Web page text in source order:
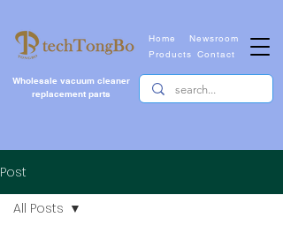
Newsroom
Wholesale vacuum cleaner
replacement parts
Home
Contact
Products
Post
All Posts